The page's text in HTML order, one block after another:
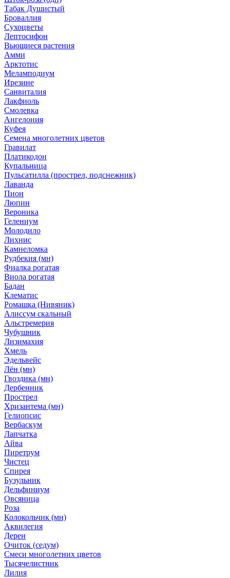
Табак Душистый
Броваллия
Сухоцветы
Лептосифон
Вьющиеся растения
Амми
Арктотис
Меламподиум
Ирезине
Санвиталия
Лакфиоль
Смолевка
Ангелония
Куфея
Семена многолетних цветов
Гравилат
Платикодон
Купальница
Пульсатилла (прострел, подснежник)
Лаванда
Пион
Люпин
Вероника
Гелениум
Молодило
Лихнис
Камнеломка
Рудбекия (мн)
Фиалка рогатая
Виола рогатая
Бадан
Клематис
Ромашка (Нивяник)
Алиссум скальный
Альстремерия
Чубушник
Лизимахия
Хмель
Эдельвейс
Лён (мн)
Гвоздика (мн)
Дербенник
Прострел
Хризантема (мн)
Гелиопсис
Вербаскум
Лапчатка
Айва
Пиретрум
Чистец
Спирея
Бузульник
Дельфиниум
Овсяница
Роза
Колокольчик (мн)
Аквилегия
Дерен
Очиток (седум)
Смеси многолетних цветов
Тысячелистник
Лилия